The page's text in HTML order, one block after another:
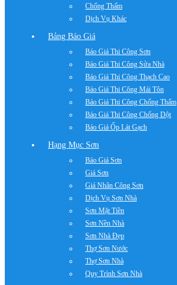
Chống Thấm
Dịch Vụ Khác
Bảng Báo Giá
Báo Giá Thi Công Sơn
Báo Giá Thi Công Sửa Nhà
Báo Giá Thi Công Thạch Cao
Báo Giá Thi Công Mái Tôn
Báo Giá Thi Công Chống Thấm
Báo Giá Thi Công Chống Dột
Báo Giá Ốp Lát Gạch
Hạng Mục Sơn
Báo Giá Sơn
Giá Sơn
Giá Nhân Công Sơn
Dịch Vụ Sơn Nhà
Sơn Mặt Tiền
Sơn Nền Nhà
Sơn Nhà Đẹp
Thợ Sơn Nước
Thợ Sơn Nhà
Quy Trình Sơn Nhà